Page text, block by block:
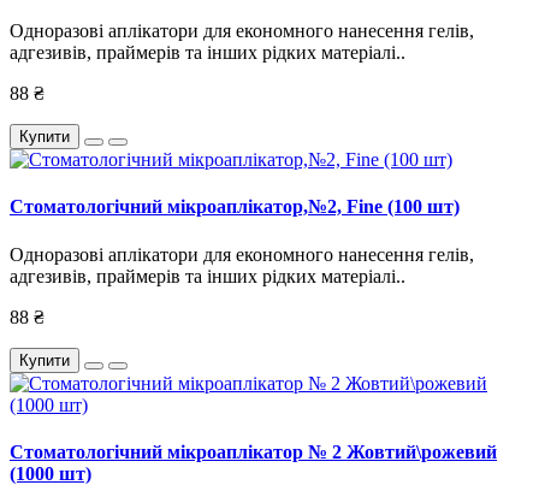
Одноразові аплікатори для економного нанесення гелів,
адгезивів, праймерів та інших рідких матеріалі..
88 ₴
Купити
Стоматологічний мікроаплікатор,№2, Fine (100 шт)
Одноразові аплікатори для економного нанесення гелів,
адгезивів, праймерів та інших рідких матеріалі..
88 ₴
Купити
Стоматологічний мікроаплікатор № 2 Жовтий\рожевий
(1000 шт)